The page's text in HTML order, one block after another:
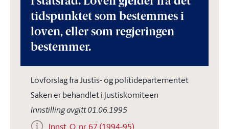
tidspunktet som bestemmes i
loven, eller som regjeringen
bestemmer.
Lovforslag fra Justis- og politidepartementet
Saken er behandlet i justiskomiteen
Innstilling avgitt 01.06.1995
Innst. O. nr. 67 (1994-95)